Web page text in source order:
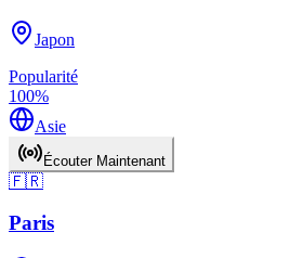
Japon
Popularité
100%
Asie
Écouter Maintenant
🇫🇷
Paris